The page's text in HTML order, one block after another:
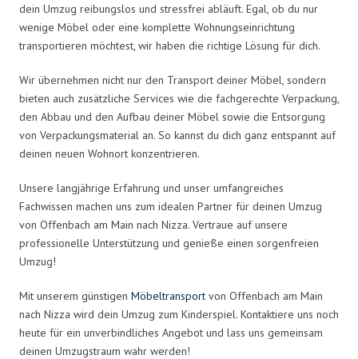
dein Umzug reibungslos und stressfrei abläuft. Egal, ob du nur
wenige Möbel oder eine komplette Wohnungseinrichtung
transportieren möchtest, wir haben die richtige Lösung für dich.
Wir übernehmen nicht nur den Transport deiner Möbel, sondern
bieten auch zusätzliche Services wie die fachgerechte Verpackung,
den Abbau und den Aufbau deiner Möbel sowie die Entsorgung
von Verpackungsmaterial an. So kannst du dich ganz entspannt auf
deinen neuen Wohnort konzentrieren.
Unsere langjährige Erfahrung und unser umfangreiches
Fachwissen machen uns zum idealen Partner für deinen Umzug
von Offenbach am Main nach Nizza. Vertraue auf unsere
professionelle Unterstützung und genieße einen sorgenfreien
Umzug!
Mit unserem günstigen Möbeltransport von Offenbach am Main
nach Nizza wird dein Umzug zum Kinderspiel. Kontaktiere uns noch
heute für ein unverbindliches Angebot und lass uns gemeinsam
deinen Umzugstraum wahr werden!